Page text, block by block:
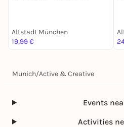
Altstadt München
19,99 €
Munich/Active & Creative
Events
Activities